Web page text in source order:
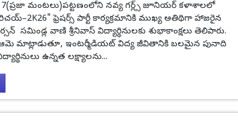
7(ప్రజా మంటలు)పట్టణంలోని నవ్య గర్ల్స్ జూనియర్ కళాశాలలో
ఫ్రెషర్స్ పార్టీ కార్యక్రమానికి ముఖ్య అతిథిగా హాజరైన
సమిండ్ల వాణి శ్రీనివాస్ విద్యార్థినులకు శుభాకాంక్షలు తెలిపారు.
మాట్లాడుతూ, ఇంటర్మీడియట్ విద్య జీవితానికి బలమైన పునాది
ఉన్నత లక్ష్యాలను...